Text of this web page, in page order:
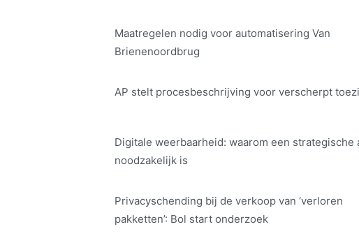
Maatregelen nodig voor automatisering Van
Brienenoordbrug
AP stelt procesbeschrijving voor verscherpt
Digitale weerbaarheid: waarom een strategische
noodzakelijk is
Privacyschending bij de verkoop van ‘verloren
pakketten’: Bol start onderzoek